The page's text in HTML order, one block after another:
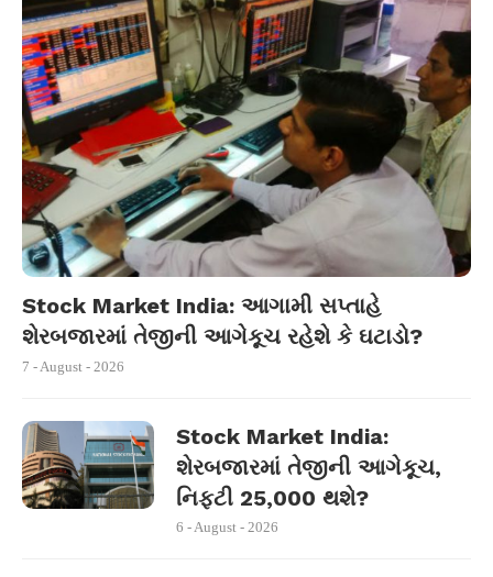
Stock Market India: આગામી સપ્તાહે
શેરબજારમાં તેજીની આગેકૂચ રહેશે કે ઘટાડો?
7 - August - 2026
Stock Market India:
શેરબજારમાં તેજીની આગેકૂચ,
નિફ્ટી 25,000 થશે?
6 - August - 2026